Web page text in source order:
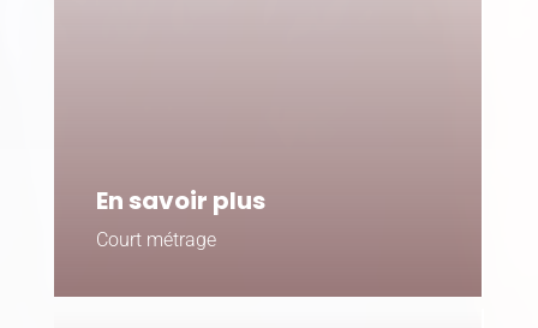
En savoir plus
Court métrage